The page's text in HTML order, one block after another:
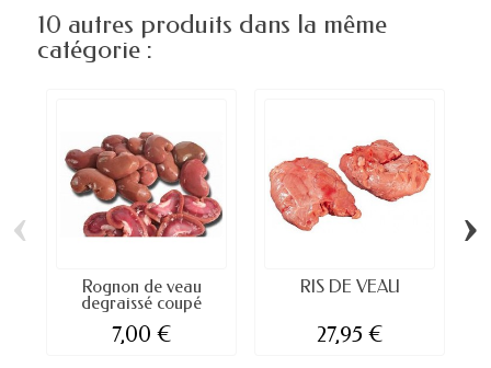
10 autres produits dans la même
catégorie :
Rognon de veau
degraissé coupé
7,00 €
RIS DE VEAU
27,95 €
‹ ›